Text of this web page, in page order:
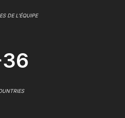
DE L'ÉQUIPE